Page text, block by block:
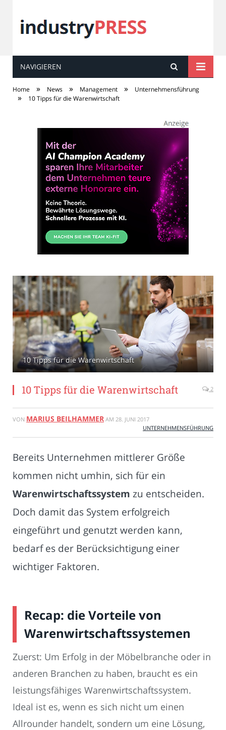
industryPRESS
NAVIGIEREN
Home » News » Management » Unternehmensführung
» 10 Tipps für die Warenwirtschaft
10 Tipps für die Warenwirtschaft
10 Tipps für die Warenwirtschaft 2
VON MARIUS BEILHAMMER AM 28. JUNI 2017
UNTERNEHMENSFÜHRUNG
Bereits Unternehmen mittlerer Größe
kommen nicht umhin, sich für ein
Warenwirtschaftssystem zu entscheiden.
Doch damit das System erfolgreich
eingeführt und genutzt werden kann,
bedarf es der Berücksichtigung einer
wichtiger Faktoren.
Recap: die Vorteile von
Warenwirtschaftssystemen
Zuerst: Um Erfolg in der Möbelbranche oder in
anderen Branchen zu haben, braucht es ein
leistungsfähiges Warenwirtschaftssystem.
Ideal ist es, wenn es sich nicht um einen
Allrounder handelt, sondern um eine Lösung,